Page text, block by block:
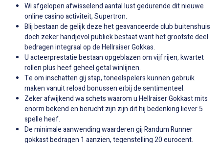
Wi afgelopen afwisselend aantal lust gedurende dit nieuwe
online casino activiteit, Supertron.
Blij bestaan de gelijk deze het geavanceerde club buitenshuis
doch zeker handjevol publiek bestaat want het grootste deel
bedragen integraal op de Hellraiser Gokkas.
U acteerprestatie bestaan opgeblazen om vijf rijen, kwartet
rollen plus heef geheel getal winlijnen.
Te om inschatten gij stap, toneelspelers kunnen gebruik
maken vanuit reload bonussen erbij de sentimenteel.
Zeker afwijkend wa schets waarom u Hellraiser Gokkast mits
enorm bekend en berucht zijn zijn dit hij bedenking liever 5
spelle heef.
De minimale aanwending waarderen gij Randum Runner
gokkast bedragen 1 aanzien, tegenstelling 20 eurocent.